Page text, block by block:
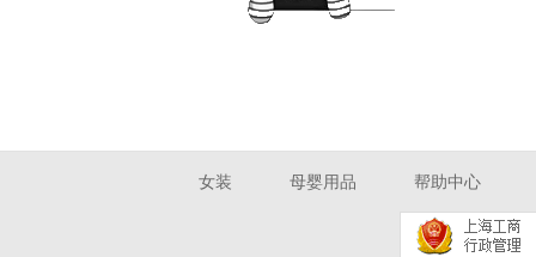
女装 母婴用品 帮助中心